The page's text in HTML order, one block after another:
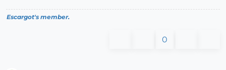
Escargot's member.
0